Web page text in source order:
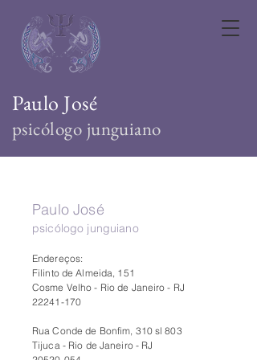
Paulo José
psicólogo junguiano
Paulo José
psicólogo junguiano
Endereços:
Filinto de Almeida, 151
Cosme Velho - Rio de Janeiro - RJ
22241-170
Rua Conde de Bonfim, 310 sl 803
Tijuca - Rio de Janeiro - RJ